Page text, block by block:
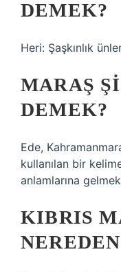
DEMEK?
Heri: Şaşkınlık
MARAŞ
DEMEK?
Ede,
kullanılan bir
anlamlarına
KIBRIS